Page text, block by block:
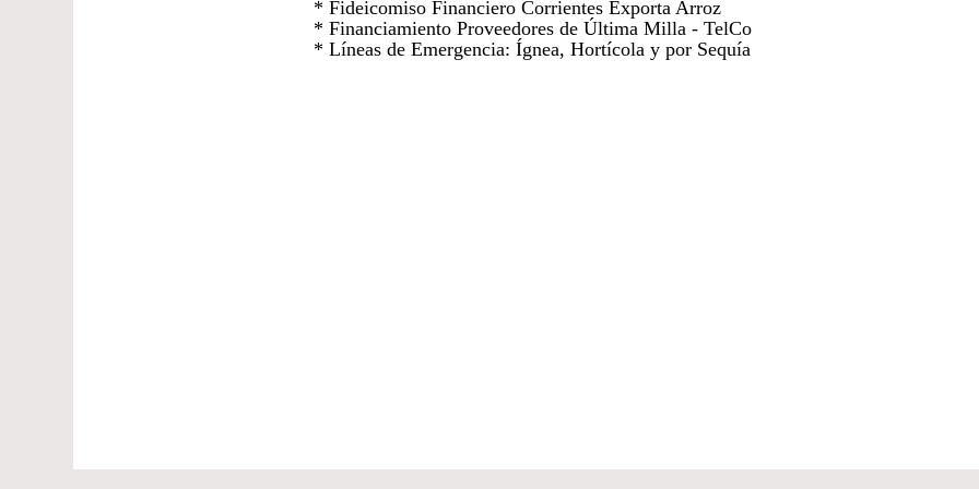
* Fideicomiso Financiero Corrientes Exporta Arroz
* Financiamiento Proveedores de Última Milla - TelCo
* Líneas de Emergencia: Ígnea, Hortícola y por Sequía